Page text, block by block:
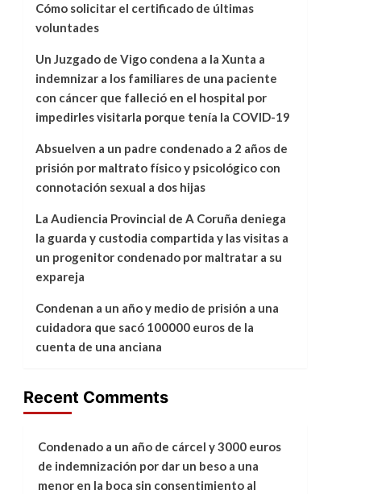
Cómo solicitar el certificado de últimas
voluntades
Un Juzgado de Vigo condena a la Xunta a
indemnizar a los familiares de una paciente
con cáncer que falleció en el hospital por
impedirles visitarla porque tenía la COVID-19
Absuelven a un padre condenado a 2 años de
prisión por maltrato físico y psicológico con
connotación sexual a dos hijas
La Audiencia Provincial de A Coruña deniega
la guarda y custodia compartida y las visitas a
un progenitor condenado por maltratar a su
expareja
Condenan a un año y medio de prisión a una
cuidadora que sacó 100000 euros de la
cuenta de una anciana
Recent Comments
Condenado a un año de cárcel y 3000 euros
de indemnización por dar un beso a una
menor en la boca sin consentimiento al